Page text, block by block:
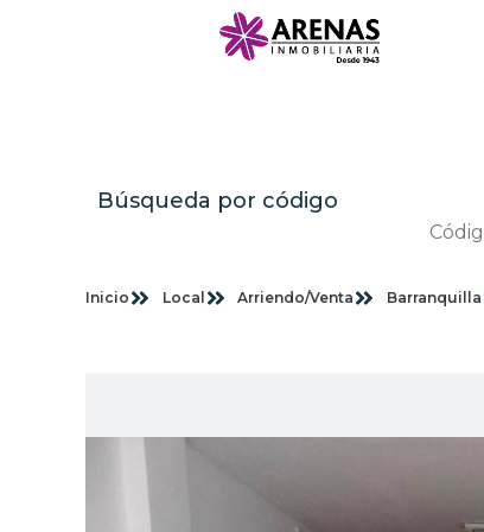
Búsqueda por código
Inicio Local Arriendo/Venta Barranquilla